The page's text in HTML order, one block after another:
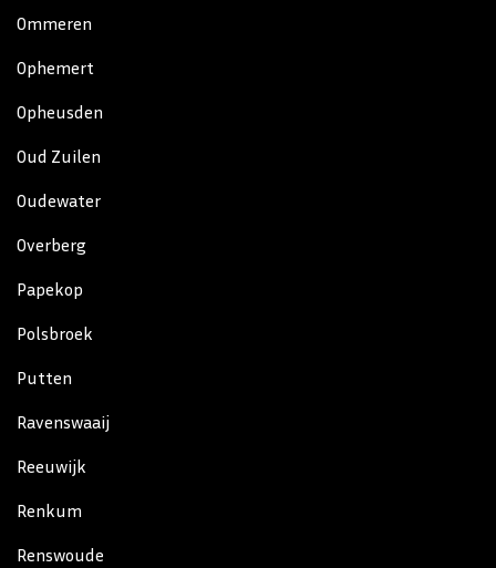
Ommeren
Ophemert
Opheusden
Oud Zuilen
Oudewater
Overberg
Papekop
Polsbroek
Putten
Ravenswaaij
Reeuwijk
Renkum
Renswoude